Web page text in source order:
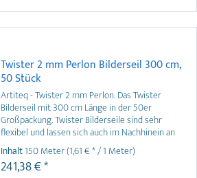
Twister 2 mm Perlon Bilderseil 300 cm,
50 Stück
Artiteq - Twister 2 mm Perlon. Das Twister
Bilderseil mit 300 cm Länge in der 50er
Großpackung. Twister Bilderseile sind sehr
flexibel und lassen sich auch im Nachhinein an
jeder beliebigen Stelle einer Galerieschiene
anbringen und wieder entfernen.
Inhalt150 Meter(1,61 € * / 1 Meter)
241,38 € *